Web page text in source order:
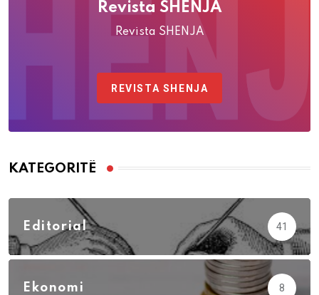
Revista SHENJA
Revista SHENJA
REVISTA SHENJA
KATEGORITË
Editorial 41
Ekonomi 8